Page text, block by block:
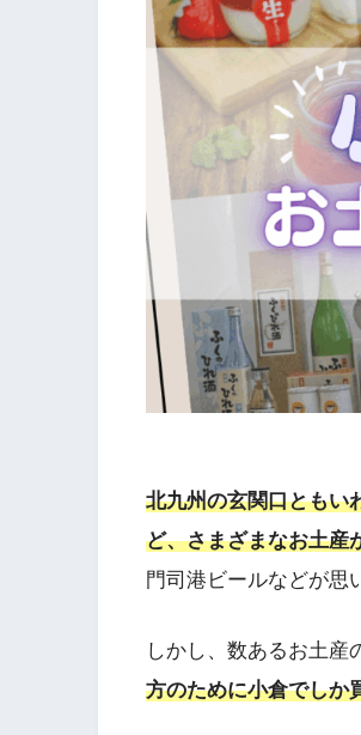
北九州の玄関口ともい
ど、さまざまなお土産
門司港ビールなどが思
しかし、数あるお土産
方のために小倉でしか